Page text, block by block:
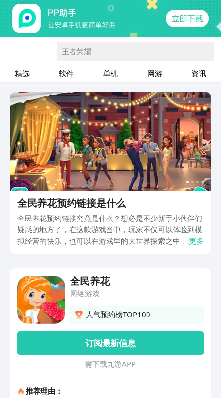
王者荣耀
精选 软件 单机 网游 资讯
全民养花预约链接是什么
全民养花预约链接究竟是什么？想必是不少新手小伙伴们
疑惑的地方了，在这款游戏当中，玩家不仅可以体验到模
拟经营的快乐，也可以在游戏里的大世界探索之中，结识
对此感兴趣的小伙伴们。
更多
全民养花
网络游戏
人气预约榜TOP100
订阅最新信息
需 下 载 九 游 A P P
推荐理由：